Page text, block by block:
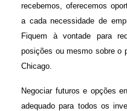
recebemos, oferecemos
a cada necessidade de
Fiquem à vontade para
posições ou mesmo sobre o
Chicago.
Negociar futuros e opções
adequado para todos os